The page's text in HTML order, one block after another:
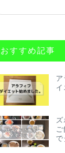
おすすめ記事
イ
で